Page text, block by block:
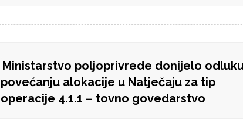
Ministarstvo poljoprivrede donijelo
povećanju alokacije u Natječaju za tip
operacije 4.1.1 – tovno govedarstvo